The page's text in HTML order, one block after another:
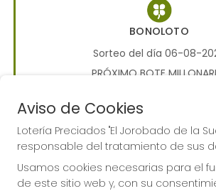
BONOLOTO
Sorteo del día 06-08-
PRÓXIMO BOTE
700.000€
JUGAR BONOLOTO
Aviso de Cookies
Lotería Preciados "El Jorobado de la
responsable del tratamiento de sus
Usamos cookies necesarias para el
de este sitio web y, con su